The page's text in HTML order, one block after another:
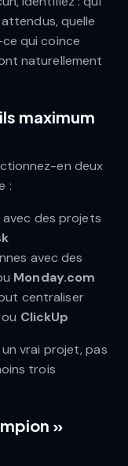
quelle
qui coince
naturellement
maximum
en deux
:
avec des projets
avec des
Monday.com
centraliser
ou ClickUp
vrai projet, pas
trois
»